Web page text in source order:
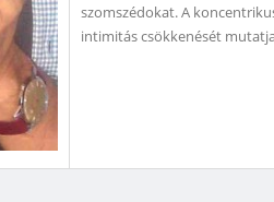
szomszédokat. A
intimitás csökkenését